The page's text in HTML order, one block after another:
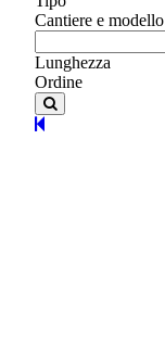
Cantiere e modello
Lunghezza
Ordine